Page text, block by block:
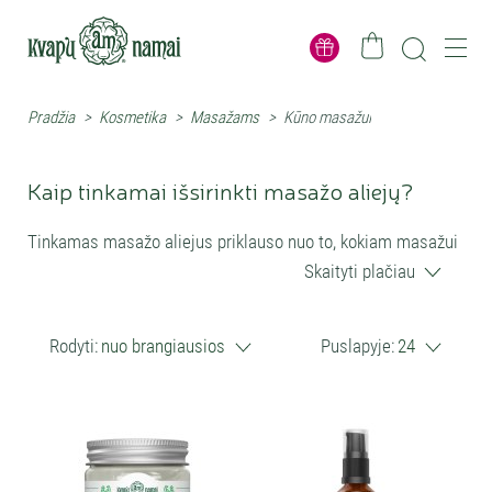
Pradžia > Kosmetika > Masažams > Kūno masažui
Kaip tinkamai išsirinkti masažo aliejų?
Tinkamas masažo aliejus priklauso nuo to, kokiam masažui
jis bus naudojamas, kokia yra oda ir kokios patirties norisi.
kvapo, papildytas eteriniais aliejais arba tinkamas
universalesnį kūno masažo aliejų – tokį, kuris lengvai
pasiskirsto, maloniai slysta ir nepalieka pernelyg sunkaus
Skaityti plačiau
Rodyti: nuo brangiausios Puslapyje: 24